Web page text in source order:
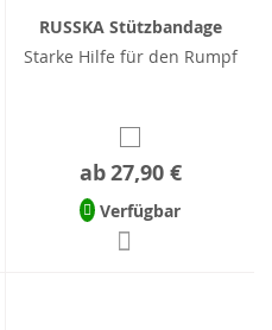
RUSSKA Stützbandage
Starke Hilfe für den Rumpf
ab27,90 €
Verfügbar